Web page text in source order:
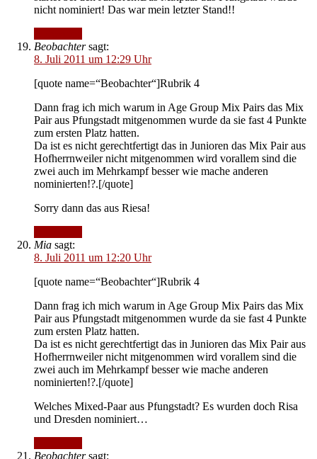
nicht nominiert! Das war mein letzter Stand!!
Beobachter sagt:
8. Juli 2011 um 12:29 Uhr
[quote name=“Beobachter“]Rubrik 4
Dann frag ich mich warum in Age Group Mix Pairs das Mix
Pair aus Pfungstadt mitgenommen wurde da sie fast 4 Punkte
zum ersten Platz hatten.
Da ist es nicht gerechtfertigt das in Junioren das Mix Pair aus
Hofherrnweiler nicht mitgenommen wird vorallem sind die
zwei auch im Mehrkampf besser wie mache anderen
nominierten!?.[/quote]
Sorry dann das aus Riesa!
Mia sagt:
8. Juli 2011 um 12:20 Uhr
[quote name=“Beobachter“]Rubrik 4
Dann frag ich mich warum in Age Group Mix Pairs das Mix
Pair aus Pfungstadt mitgenommen wurde da sie fast 4 Punkte
zum ersten Platz hatten.
Da ist es nicht gerechtfertigt das in Junioren das Mix Pair aus
Hofherrnweiler nicht mitgenommen wird vorallem sind die
zwei auch im Mehrkampf besser wie mache anderen
nominierten!?.[/quote]
Welches Mixed-Paar aus Pfungstadt? Es wurden doch Risa
und Dresden nominiert…
Beobachter sagt: